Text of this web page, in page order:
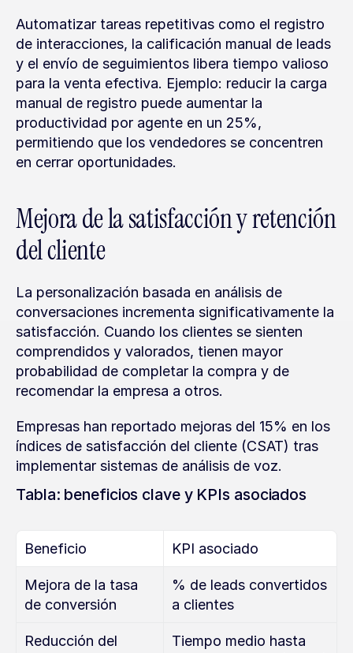
Automatizar tareas repetitivas como el registro
de interacciones, la calificación manual de leads
y el envío de seguimientos libera tiempo valioso
para la venta efectiva. Ejemplo: reducir la carga
manual de registro puede aumentar la
productividad por agente en un 25%,
permitiendo que los vendedores se concentren
en cerrar oportunidades.
Mejora de la satisfacción y retención
del cliente
La personalización basada en análisis de
conversaciones incrementa significativamente la
satisfacción. Cuando los clientes se sienten
comprendidos y valorados, tienen mayor
probabilidad de completar la compra y de
recomendar la empresa a otros.
Empresas han reportado mejoras del 15% en los
índices de satisfacción del cliente (CSAT) tras
implementar sistemas de análisis de voz.
Tabla: beneficios clave y KPIs asociados
Beneficio KPI asociado
Mejora de la tasa
de conversión
% de leads convertidos
a clientes
Reducción del
Tiempo medio hasta